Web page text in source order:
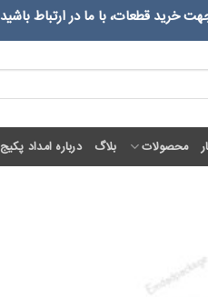
خرید قطعات، با ما در ارتباط باشید
محصولات بلاگ درباره امداد پکیج